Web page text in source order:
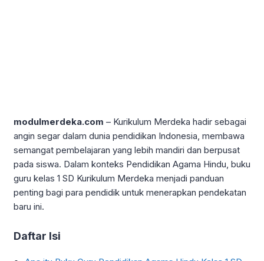
modulmerdeka.com – Kurikulum Merdeka hadir sebagai
angin segar dalam dunia pendidikan Indonesia, membawa
semangat pembelajaran yang lebih mandiri dan berpusat
pada siswa. Dalam konteks Pendidikan Agama Hindu, buku
guru kelas 1 SD Kurikulum Merdeka menjadi panduan
penting bagi para pendidik untuk menerapkan pendekatan
baru ini.
Daftar Isi